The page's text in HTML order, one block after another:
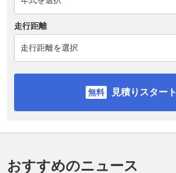
走行距離
見積りスタート
おすすめのニュース